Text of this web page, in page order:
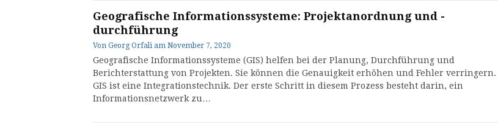
Geografische Informationssysteme: Projektanordnung und -
durchführung
Von Georg Orfali am November 7, 2020
Geografische Informationssysteme (GIS) helfen bei der Planung, Durchführung und
Berichterstattung von Projekten. Sie können die Genauigkeit erhöhen und Fehler verringern.
GIS ist eine Integrationstechnik. Der erste Schritt in diesem Prozess besteht darin, ein
Informationsnetzwerk zu…